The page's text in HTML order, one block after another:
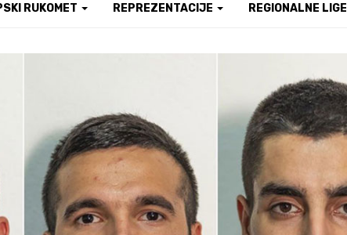
RUKOMET REPREZENTACIJE REGIONALNE LIGE